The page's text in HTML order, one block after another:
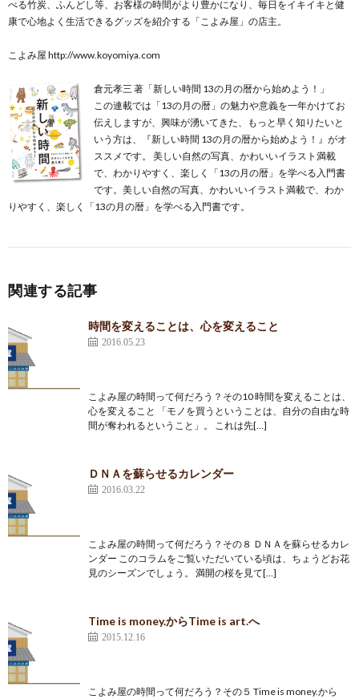
べる竹炭、ふんどし等、お客様の時間がより豊かになり、毎日をイキイキと健
康で心地よく生活できるグッズを紹介する「こよみ屋」の店主。
こよみ屋 http://www.koyomiya.com
倉元孝三 著「新しい時間 13の月の暦から始めよう！」
この連載では「13の月の暦」の魅力や意義を一年かけてお
伝えしますが、興味が湧いてきた、もっと早く知りたいと
いう方は、『新しい時間 13の月の暦から始めよう！』がオ
ススメです。 美しい自然の写真、かわいいイラスト満載
で、わかりやすく、楽しく「13の月の暦」を学べる入門書
です。美しい自然の写真、かわいいイラスト満載で、わか
りやすく、楽しく「13の月の暦」を学べる入門書です。
関連する記事
時間を変えることは、心を変えること
2016.05.23
こよみ屋の時間って何だろう？その10 時間を変えることは、
心を変えること 「モノを買うということは、自分の自由な時
間が奪われるということ」。 これは先[…]
ＤＮＡを蘇らせるカレンダー
2016.03.22
こよみ屋の時間って何だろう？その８ ＤＮＡを蘇らせるカレ
ンダー このコラムをご覧いただいている頃は、ちょうどお花
見のシーズンでしょう。 満開の桜を見て[…]
Time is money.からTime is art.へ
2015.12.16
こよみ屋の時間って何だろう？その５ Time is money.から